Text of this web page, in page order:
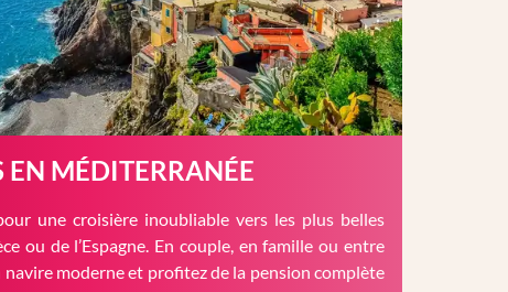
EN MÉDITERRANÉE
une croisière inoubliable vers les plus belles
ou de l’Espagne. En couple, en famille ou entre
navire moderne et profitez de la pension complète